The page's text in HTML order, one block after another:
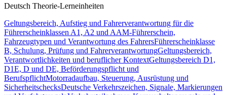
Deutsch Theorie-Lerneinheiten
Geltungsbereich, Aufstieg und Fahrerverantwortung für die
Führerscheinklassen A1, A2 und AAM-Führerschein,
Fahrzeugtypen und Verantwortung des FahrersFührerscheinklasse
B, Schulung, Prüfung und FahrerverantwortungGeltungsbereich,
Verantwortlichkeiten und beruflicher KontextGeltungsbereich D1,
D1E, D und DE, Beförderungspflicht und
BerufspflichtMotorradaufbau, Steuerung, Ausrüstung und
SicherheitschecksDeutsche Verkehrszeichen, Signale, Markierungen